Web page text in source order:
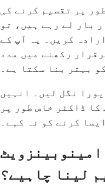
پر تقسیم کرنے کی
بار لے رہے ہیں، تو
کا ارادہ کریں۔ یہ آپ کے
رکھنے میں مدد
بہتر بنا سکتا ہے۔
نگل لیں۔ انہیں
ڈاکٹر خاص طور پر
کرنے کو نہ کہے۔
لینا چاہیے؟